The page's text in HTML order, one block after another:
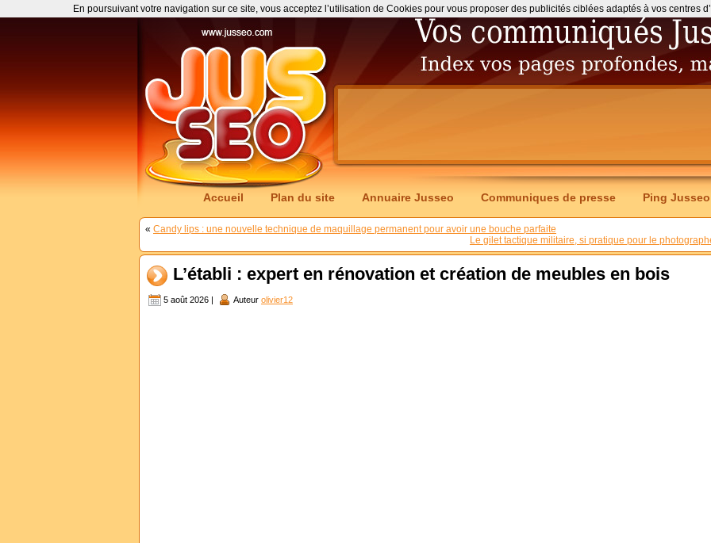
Accueil Plan du site Annuaire Jusseo Communiques de presse Ping Jusseo
« Candy lips : une nouvelle technique de maquillage permanent pour avoir une bouche parfaite
Le gilet tactique militaire, si pratique pour le
L’établi : expert en rénovation et création de meubles en bois
5 août 2026 | Auteur olivier12
En poursuivant votre navigation sur ce site, vous acceptez l’utilisation de Cookies pour vous proposer des publicités ciblées adaptés à vos centres